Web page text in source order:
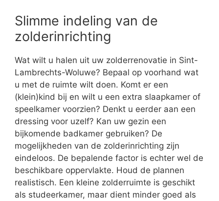
Slimme indeling van de
zolderinrichting
Wat wilt u halen uit uw zolderrenovatie in Sint-
Lambrechts-Woluwe? Bepaal op voorhand wat
u met de ruimte wilt doen. Komt er een
(klein)kind bij en wilt u een extra slaapkamer of
speelkamer voorzien? Denkt u eerder aan een
dressing voor uzelf? Kan uw gezin een
bijkomende badkamer gebruiken? De
mogelijkheden van de zolderinrichting zijn
eindeloos. De bepalende factor is echter wel de
beschikbare oppervlakte. Houd de plannen
realistisch. Een kleine zolderruimte is geschikt
als studeerkamer, maar dient minder goed als